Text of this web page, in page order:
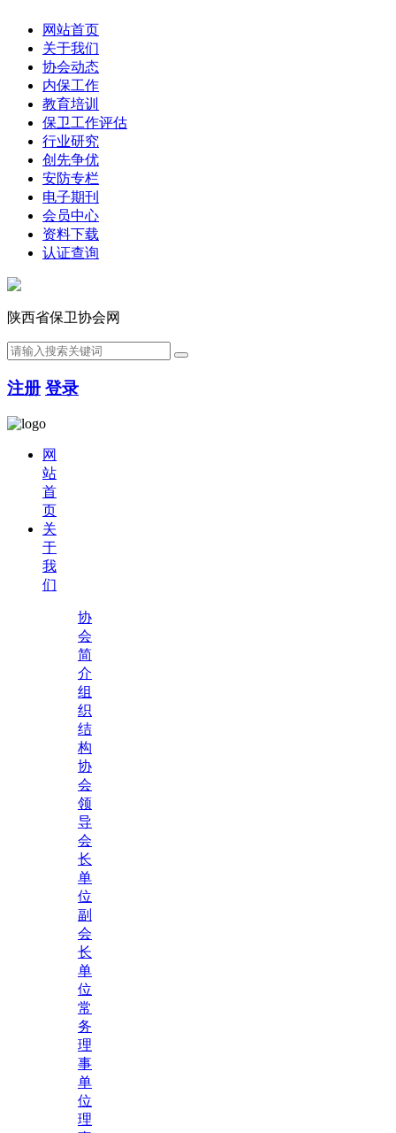
网站首页
关于我们
协会动态
内保工作
教育培训
保卫工作评估
行业研究
创先争优
安防专栏
电子期刊
会员中心
资料下载
认证查询
陕西省保卫协会网
注册 登录
网
站
首
页
关
于
我
们
协
会
简
介
组
织
结
构
协
会
领
导
会
长
单
位
副
会
长
单
位
常
务
理
事
单
位
理